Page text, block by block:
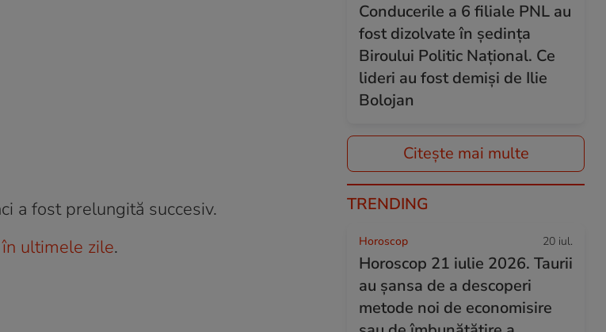
a fost prelungită succesiv.
ultimele zile.
Conducerile a 6 filiale PNL au
fost dizolvate în ședința
Biroului Politic Național. Ce
lideri au fost demiși de Ilie
Bolojan
Citește mai multe
TRENDING
Horoscop 20 iul.
Horoscop 21 iulie 2026. Taurii
au șansa de a descoperi
metode noi de economisire